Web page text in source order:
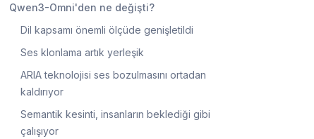
Qwen3-Omni'den ne değişti?
Dil kapsamı önemli ölçüde genişletildi
Ses klonlama artık yerleşik
ARIA teknolojisi ses bozulmasını ortadan
kaldırıyor
Semantik kesinti, insanların beklediği gibi
çalışıyor